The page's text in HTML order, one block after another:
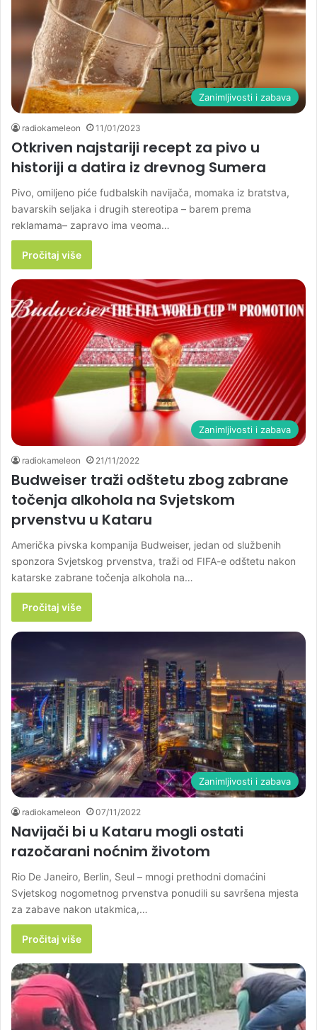
Zanimljivosti i zabava
radiokameleon 11/01/2023
Otkriven najstariji recept za pivo u
historiji a datira iz drevnog Sumera
Pivo, omiljeno piće fudbalskih navijača, momaka iz bratstva,
bavarskih seljaka i drugih stereotipa – barem prema
reklamama– zapravo ima veoma…
Pročitaj više
Zanimljivosti i zabava
radiokameleon 21/11/2022
Budweiser traži odštetu zbog zabrane
točenja alkohola na Svjetskom
prvenstvu u Kataru
Američka pivska kompanija Budweiser, jedan od službenih
sponzora Svjetskog prvenstva, traži od FIFA-e odštetu nakon
katarske zabrane točenja alkohola na…
Pročitaj više
Zanimljivosti i zabava
radiokameleon 07/11/2022
Navijači bi u Kataru mogli ostati
razočarani noćnim životom
Rio De Janeiro, Berlin, Seul – mnogi prethodni domaćini
Svjetskog nogometnog prvenstva ponudili su savršena mjesta
za zabave nakon utakmica,…
Pročitaj više